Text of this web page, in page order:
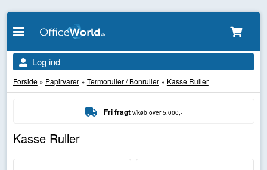
Log ind
Forside» Papirvarer» Termoruller / Bonruller» Kasse Ruller
Fri fragt v/køb over 5.000,-
Kasse Ruller